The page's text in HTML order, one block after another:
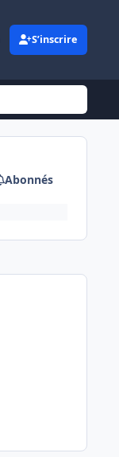
S’inscrire
Abonnés